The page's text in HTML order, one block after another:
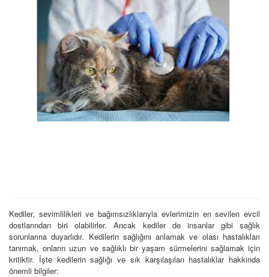
Kediler, sevimlilikleri ve bağımsızlıklarıyla evlerimizin en sevilen evcil
dostlarından biri olabilirler. Ancak kediler de insanlar gibi sağlık
sorunlarına duyarlıdır. Kedilerin sağlığını anlamak ve olası hastalıkları
tanımak, onların uzun ve sağlıklı bir yaşam sürmelerini sağlamak için
kritiktir. İşte kedilerin sağlığı ve sık karşılaşılan hastalıklar hakkında
önemli bilgiler: